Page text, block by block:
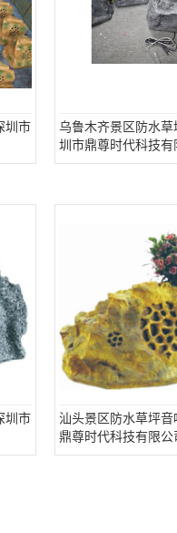
圳市
乌鲁木齐景区防水草
圳市鼎尊时代科技有
圳市
汕头景区防水草坪
鼎尊时代科技有限公